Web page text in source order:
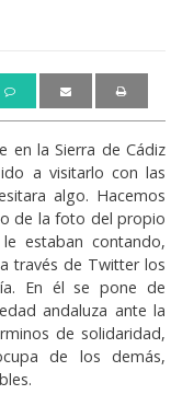
en la Sierra de Cádiz
a visitarlo con las
algo. Hacemos
de la foto del propio
estaban contando,
través de Twitter los
En él se pone de
andaluza ante la
de solidaridad,
de los demás,